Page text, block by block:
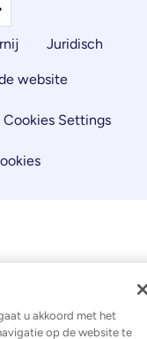
Juridisch
website
Cookies Settings
u akkoord met het
op de website te